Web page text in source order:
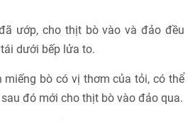
ướp, cho thịt bò vào và đảo đều
dưới bếp lửa to.
miếng bò có vị thơm của tỏi, có thể
đó mới cho thịt bò vào đảo qua.